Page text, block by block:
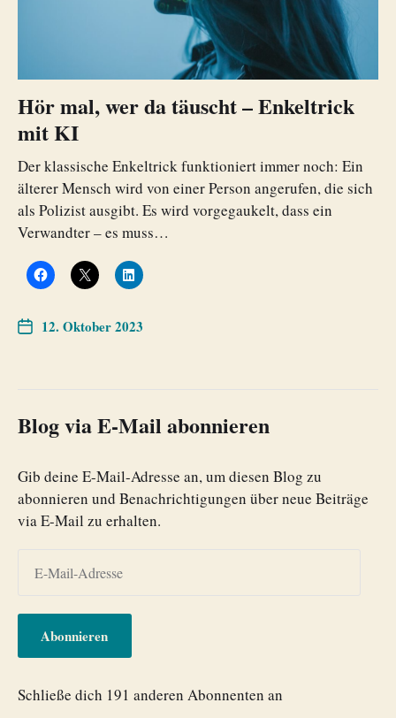
Hör mal, wer da täuscht – Enkeltrick
mit KI
Der klassische Enkeltrick funktioniert immer noch: Ein
älterer Mensch wird von einer Person angerufen, die sich
als Polizist ausgibt. Es wird vorgegaukelt, dass ein
Verwandter – es muss…
12. Oktober 2023
Blog via E-Mail abonnieren
Gib deine E-Mail-Adresse an, um diesen Blog zu
abonnieren und Benachrichtigungen über neue Beiträge
via E-Mail zu erhalten.
Abonnieren
Schließe dich 191 anderen Abonnenten an